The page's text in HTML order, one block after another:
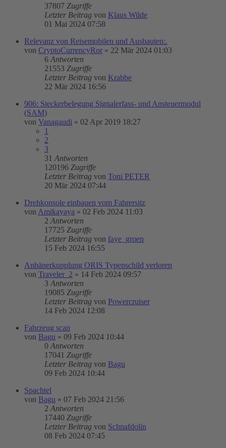
37807 Zugriffe
Letzter Beitrag von Klaus Wilde
01 Mai 2024 07:58
Relevanz von Reisemobilen und Ausbauten:.
von CryptoCurrencyRor » 22 Mär 2024 01:03
6 Antworten
21553 Zugriffe
Letzter Beitrag von Krabbe
22 Mär 2024 16:56
906: Steckerbelegung Signalerfass- und Ansteuermodul
(SAM)
von Vanagaudi » 02 Apr 2019 18:27
1
2
3
31 Antworten
120196 Zugriffe
Letzter Beitrag von Toni PETER
20 Mär 2024 07:44
Drehkonsole einbauen vom Fahrersitz
von Amikayaya » 02 Feb 2024 11:03
2 Antworten
17725 Zugriffe
Letzter Beitrag von faye_groen
15 Feb 2024 16:55
Anhänerkupplung ORIS Typenschild verloren
von Traveler_2 » 14 Feb 2024 09:57
3 Antworten
19085 Zugriffe
Letzter Beitrag von Powercruiser
14 Feb 2024 12:08
Fahrzeug scan
von Bagu » 09 Feb 2024 10:44
0 Antworten
17041 Zugriffe
Letzter Beitrag von Bagu
09 Feb 2024 10:44
Spachtel
von Bagu » 07 Feb 2024 21:56
2 Antworten
17440 Zugriffe
Letzter Beitrag von Schnafdolin
08 Feb 2024 07:45